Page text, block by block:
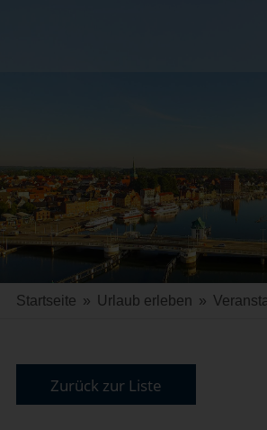
Startseite » Urlaub erleben »
Zurück zur Liste